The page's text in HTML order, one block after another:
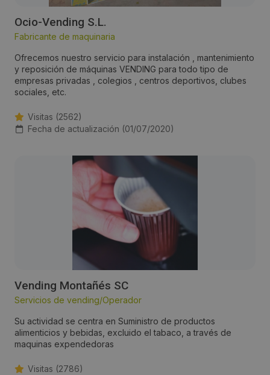
Ocio-Vending S.L.
Fabricante de maquinaria
Ofrecemos nuestro servicio para instalación , mantenimiento
y reposición de máquinas VENDING para todo tipo de
empresas privadas , colegios , centros deportivos, clubes
sociales, etc.
Visitas (2562)
Fecha de actualización (01/07/2020)
Vending Montañés SC
Servicios de vending/Operador
Su actividad se centra en Suministro de productos
alimenticios y bebidas, excluido el tabaco, a través de
maquinas expendedoras
Visitas (2786)